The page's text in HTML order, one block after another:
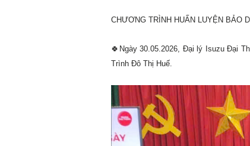
CHƯƠNG TRÌNH HUẤN LUYỆN BẢO
🍀Ngày 30.05.2026, Đại lý Isuzu Đại
Trình Đô Thị Huế.